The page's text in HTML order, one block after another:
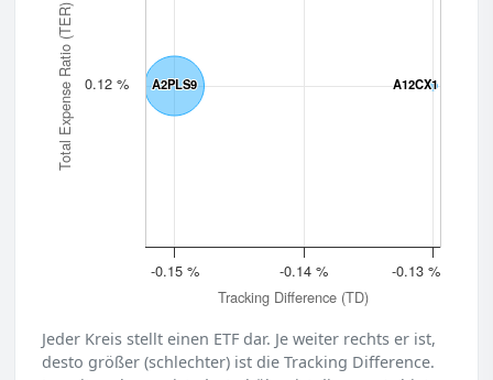
Tracking Difference (TD)
Total Expense Ratio (TER) A2PLS9
A2PLS9 A12CX1
A12CX1
-0.15 % -0.14 % -0.13 %
0.12 %
Jeder Kreis stellt einen ETF dar. Je weiter rechts er ist,
desto größer (schlechter) ist die Tracking Difference.